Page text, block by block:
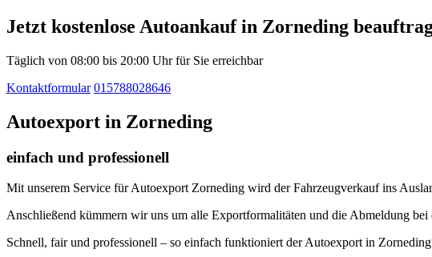
Jetzt kostenlose Autoankauf in Zorneding
Täglich von 08:00 bis 20:00 Uhr für Sie erreichbar
Kontaktformular 015788028646
Autoexport in Zorneding
einfach und professionell
Mit unserem Service für Autoexport Zorneding wird der Fahrzeugverkauf ins
Anschließend kümmern wir uns um alle Exportformalitäten und die Abmeldung bei
Schnell, fair und professionell – so einfach funktioniert der Autoexport in